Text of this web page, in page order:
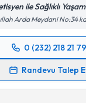
okudum ve kişisel
işlenmesini kabul
Takvim Talebini
ile Sağlıklı Yaşam
Arda Meydani No:34
0 (232) 218 21 79
Randevu Talep
Talebi